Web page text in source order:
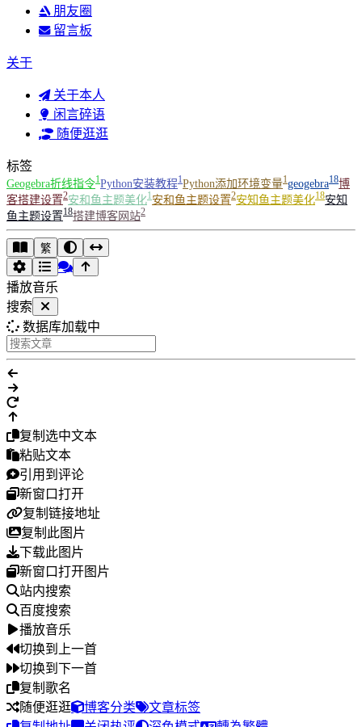
朋友圈
留言板
关于
关于本人
闲言碎语
随便逛逛
标签
Geogebra折线指令1Python安装教程1Python添加环境变量1geogebra18博
客搭建设置2安和鱼主题美化1安和鱼主题设置2安知鱼主题美化18安知
鱼主题设置18搭建博客网站2
繁
播放音乐
搜索
数据库加载中
复制选中文本
粘贴文本
引用到评论
新窗口打开
复制链接地址
复制此图片
下载此图片
新窗口打开图片
站内搜索
百度搜索
播放音乐
切换到上一首
切换到下一首
复制歌名
随便逛逛
博客分类
文章标签